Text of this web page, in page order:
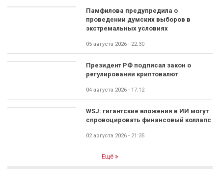
Памфилова предупредила о
проведении думских выборов в
экстремальных условиях
05 августа 2026 - 22:30
Президент РФ подписал закон о
регулировании криптовалют
04 августа 2026 - 17:12
WSJ: гигантские вложения в ИИ могут
спровоцировать финансовый коллапс
02 августа 2026 - 21:35
Ещё